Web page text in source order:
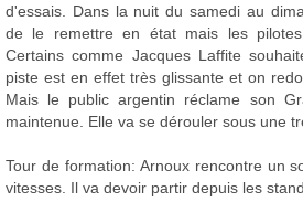
d'essais. Dans la nuit du samedi au
de le remettre en état mais les pilotes
Certains comme Jacques Laffite
piste est en effet très glissante et on
Mais le public argentin réclame son
maintenue. Elle va se dérouler sous une
Tour de formation: Arnoux rencontre un
vitesses. Il va devoir partir depuis les